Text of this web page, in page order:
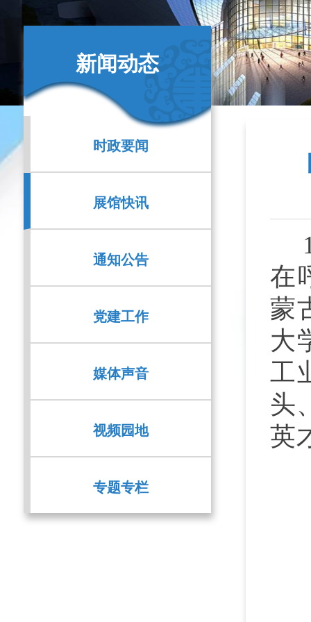
新闻动态
时政要闻
展馆快讯
通知公告
党建工作
媒体声音
视频园地
专题专栏
在
蒙
大
工
头
英